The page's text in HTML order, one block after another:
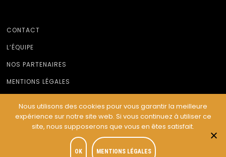
CONTACT
L’ÉQUIPE
NOS PARTENAIRES
MENTIONS LÉGALES
© Le Musicodrome 2022 - Webdesign :Cereal Concept
Nous utilisons des cookies pour vous garantir la meilleure
expérience sur notre site web. Si vous continuez à utiliser ce
site, nous supposerons que vous en êtes satisfait.
OK MENTIONS LÉGALES